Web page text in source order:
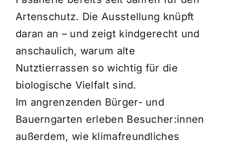
Artenschutz. Die Ausstellung knüpft
daran an – und zeigt kindgerecht und
anschaulich, warum alte
Nutztierrassen so wichtig für die
biologische Vielfalt sind.
Im angrenzenden Bürger- und
Bauerngarten erleben Besucher:innen
außerdem, wie klimafreundliches